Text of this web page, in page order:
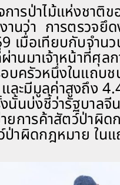
ารป่าไม้แห่งชา
นว่า การตรวจยึด
เมื่อเทียบกับจำ
นมาเจ้าหน้าที่ศุล
บครัวหนึ่งในแถบ
ละมีมูลค่าสูงถึง
นั้นบ่งชี้ว่ารัฐบาล
ยการค้าสัตว์ป่าผิ
าผิดกฎหมาย ใน